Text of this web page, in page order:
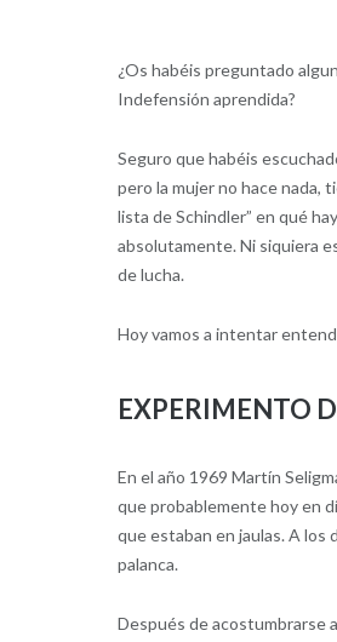
¿Os habéis preguntado
Indefensión aprendida?
Seguro que habéis
pero la mujer no hace nada,
lista de Schindler” en qué
absolutamente. Ni siquiera
de lucha.
Hoy vamos a intentar
EXPERIMENTO
En el año 1969 Martín
que probablemente hoy en
que estaban en jaulas. A los
palanca.
Después de acostumbrarse